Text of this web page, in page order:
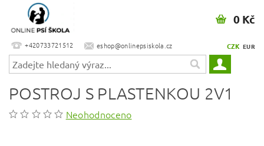
+420733721512 eshop@onlinepsiskola.cz CZK EUR
0 Kč
POSTROJ S PLASTENKOU 2V1
Neohodnoceno